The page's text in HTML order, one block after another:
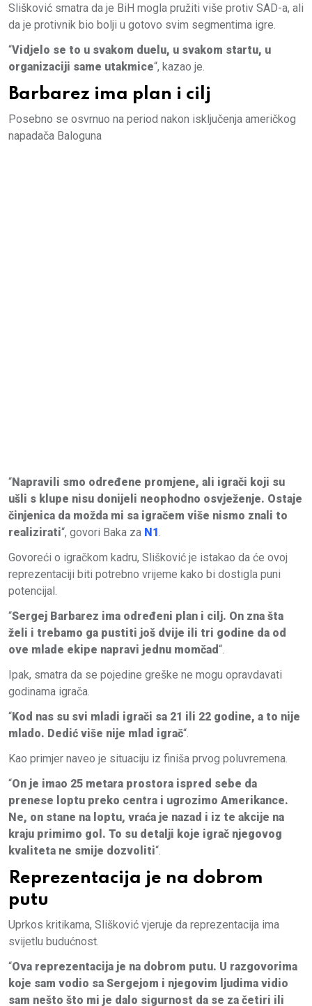
Slišković smatra da je BiH mogla pružiti više protiv SAD-a, ali
da je protivnik bio bolji u gotovo svim segmentima igre.
“Vidjelo se to u svakom duelu, u svakom startu, u
organizaciji same utakmice“, kazao je.
Barbarez ima plan i cilj
Posebno se osvrnuo na period nakon isključenja američkog
napadača Baloguna
“Napravili smo određene promjene, ali igrači koji su
ušli s klupe nisu donijeli neophodno osvježenje. Ostaje
činjenica da možda mi sa igračem više nismo znali to
realizirati“, govori Baka za N1.
Govoreći o igračkom kadru, Slišković je istakao da će ovoj
reprezentaciji biti potrebno vrijeme kako bi dostigla puni
potencijal.
“Sergej Barbarez ima određeni plan i cilj. On zna šta
želi i trebamo ga pustiti još dvije ili tri godine da od
ove mlade ekipe napravi jednu momčad“.
Ipak, smatra da se pojedine greške ne mogu opravdavati
godinama igrača.
“Kod nas su svi mladi igrači sa 21 ili 22 godine, a to nije
mlado. Dedić više nije mlad igrač“.
Kao primjer naveo je situaciju iz finiša prvog poluvremena.
“On je imao 25 metara prostora ispred sebe da
prenese loptu preko centra i ugrozimo Amerikance.
Ne, on stane na loptu, vraća je nazad i iz te akcije na
kraju primimo gol. To su detalji koje igrač njegovog
kvaliteta ne smije dozvoliti“.
Reprezentacija je na dobrom
putu
Uprkos kritikama, Slišković vjeruje da reprezentacija ima
svijetlu budućnost.
“Ova reprezentacija je na dobrom putu. U razgovorima
koje sam vodio sa Sergejom i njegovim ljudima vidio
sam nešto što mi je dalo sigurnost da se za četiri ili